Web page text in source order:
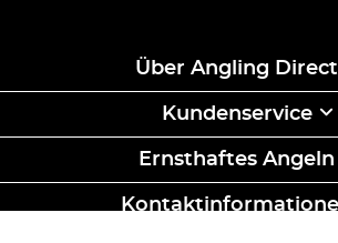
Über Angling Direct
Kundenservice
Ernsthaftes Angeln